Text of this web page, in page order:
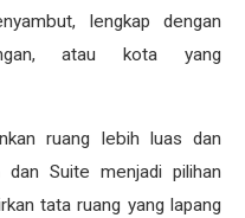
lengkap dengan
atau kota yang
ruang lebih luas dan
Suite menjadi pilihan
tata ruang yang lapang